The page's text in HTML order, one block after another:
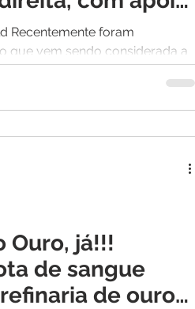
Recentemente foram
que vem sendo considerada a
um grupo indígena,...
Ouro, já!!!
de sangue
de ouro